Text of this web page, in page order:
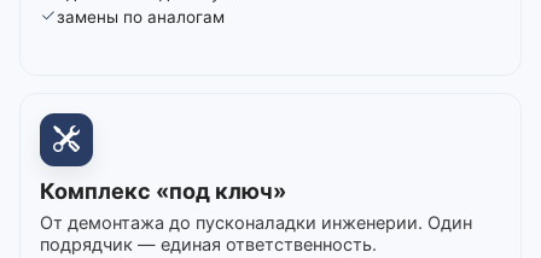
замены по аналогам
Комплекс «под ключ»
От демонтажа до пусконаладки инженерии. Один
подрядчик — единая ответственность.